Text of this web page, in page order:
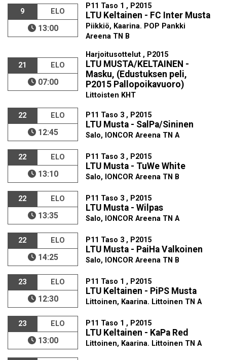
9 ELO
13:00
P11 Taso 1 , P2015
LTU Keltainen - FC Inter Musta
Piikkiö, Kaarina. POP Pankki
Areena TN B
21 ELO
07:00
Harjoitusottelut , P2015
LTU MUSTA/KELTAINEN -
Masku, (Edustuksen peli,
P2015 Pallopoikavuoro)
Littoisten KHT
22 ELO
12:45
P11 Taso 3 , P2015
LTU Musta - SalPa/Sininen
Salo, IONCOR Areena TN A
22 ELO
13:10
P11 Taso 3 , P2015
LTU Musta - TuWe White
Salo, IONCOR Areena TN B
22 ELO
13:35
P11 Taso 3 , P2015
LTU Musta - Wilpas
Salo, IONCOR Areena TN A
22 ELO
14:25
P11 Taso 3 , P2015
LTU Musta - PaiHa Valkoinen
Salo, IONCOR Areena TN B
23 ELO
12:30
P11 Taso 1 , P2015
LTU Keltainen - PiPS Musta
Littoinen, Kaarina. Littoinen TN A
23 ELO
13:00
P11 Taso 1 , P2015
LTU Keltainen - KaPa Red
Littoinen, Kaarina. Littoinen TN A